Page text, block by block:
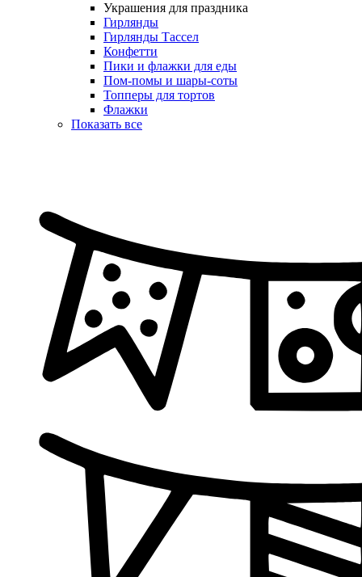
Украшения для праздника
Гирлянды
Гирлянды Тассел
Конфетти
Пики и флажки для еды
Пом-помы и шары-соты
Топперы для тортов
Флажки
Показать все